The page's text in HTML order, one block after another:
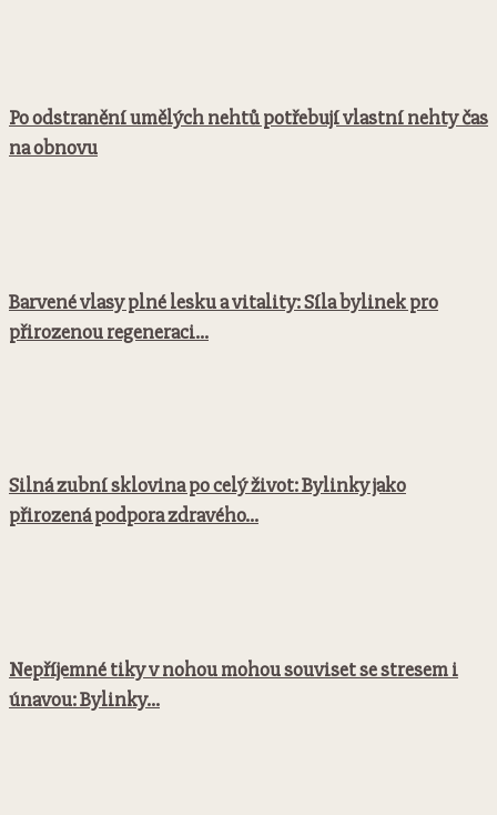
Po odstranění umělých nehtů potřebují vlastní nehty čas
na obnovu
Barvené vlasy plné lesku a vitality: Síla bylinek pro
přirozenou regeneraci...
Silná zubní sklovina po celý život: Bylinky jako
přirozená podpora zdravého...
Nepříjemné tiky v nohou mohou souviset se stresem i
únavou: Bylinky...